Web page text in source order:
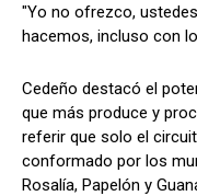
"Yo no ofrezco,
hacemos, incluso con
Cedeño destacó el
que más produce y
referir que solo el
conformado por los
Rosalía, Papelón y